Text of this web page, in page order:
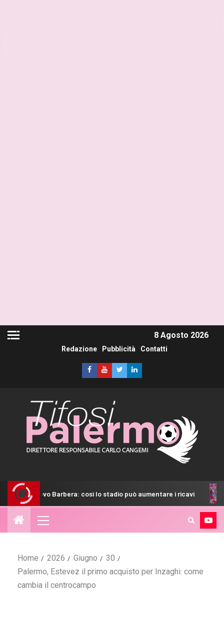
8 Agosto 2026
Redazione Pubblicità Contatti
così lo stadio può aumentare i ricavi Catania,
Home 2026 Giugno
30
Palermo, Estevez il primo acquisto per Inzaghi: come
cambia il centrocampo